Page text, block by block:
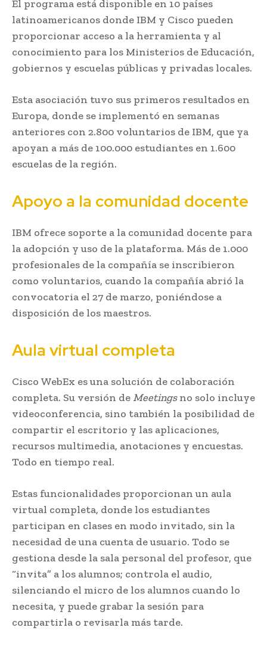
El programa está disponible en 10 países
latinoamericanos donde IBM y Cisco pueden
proporcionar acceso a la herramienta y al
conocimiento para los Ministerios de Educación,
gobiernos y escuelas públicas y privadas locales.
Esta asociación tuvo sus primeros resultados en
Europa, donde se implementó en semanas
anteriores con 2.800 voluntarios de IBM, que ya
apoyan a más de 100.000 estudiantes en 1.600
escuelas de la región.
Apoyo a la comunidad docente
IBM ofrece soporte a la comunidad docente para
la adopción y uso de la plataforma. Más de 1.000
profesionales de la compañía se inscribieron
como voluntarios, cuando la compañía abrió la
convocatoria el 27 de marzo, poniéndose a
disposición de los maestros.
Aula virtual completa
Cisco WebEx es una solución de colaboración
completa. Su versión de Meetingsno solo incluye
videoconferencia, sino también la posibilidad de
compartir el escritorio y las aplicaciones,
recursos multimedia, anotaciones y encuestas.
Todo en tiempo real.
Estas funcionalidades proporcionan un aula
virtual completa, donde los estudiantes
participan en clases en modo invitado, sin la
necesidad de una cuenta de usuario. Todo se
gestiona desde la sala personal del profesor, que
“invita” a los alumnos; controla el audio,
silenciando el micro de los alumnos cuando lo
necesita, y puede grabar la sesión para
compartirla o revisarla más tarde.